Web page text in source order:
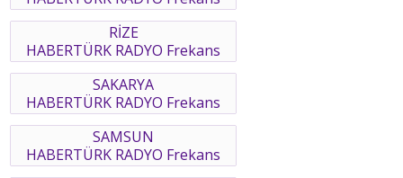
RİZE
HABERTÜRK RADYO Frekans
SAKARYA
HABERTÜRK RADYO Frekans
SAMSUN
HABERTÜRK RADYO Frekans